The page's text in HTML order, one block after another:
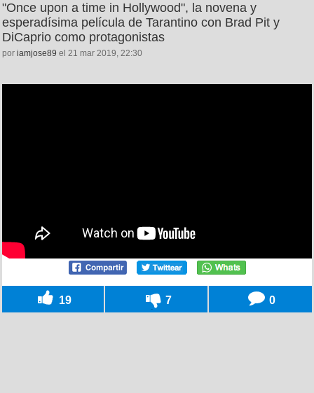
"Once upon a time in Hollywood", la novena y
esperadísima película de Tarantino con Brad Pit y
DiCaprio como protagonistas
por iamjose89 el 21 mar 2019, 22:30
19 7 0